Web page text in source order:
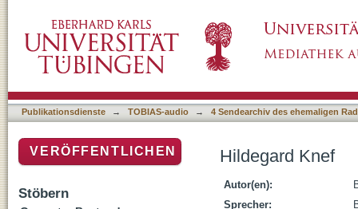
Publikationsdienste → TOBIAS-audio → 4 Sendearchiv des ehemaligen
Hildegard Knef
Autor(en):
Sprecher:
VERÖFFENTLICHEN
Stöbern